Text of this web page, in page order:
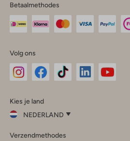
Betaalmethodes
Volg ons
InstagramFacebook
Kies je land
NEDERLAND
je
Verzendmethodes